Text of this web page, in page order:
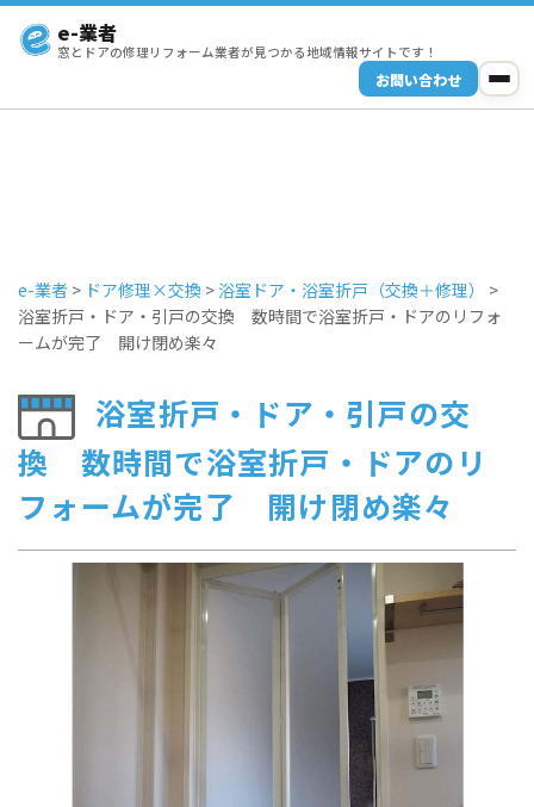
e-業者
窓とドアの修理リフォーム業者が見つかる地域情報サイトです！
お問い合わせ
e-業者 > ドア修理×交換 > 浴室ドア・浴室折戸（交換＋修理）
>
浴室折戸・ドア・引戸の交換 数時間で浴室折戸・ドアのリフォ
ームが完了 開け閉め楽々
浴室折戸・ドア・引戸の交
換 数時間で浴室折戸・ドアのリ
フォームが完了 開け閉め楽々